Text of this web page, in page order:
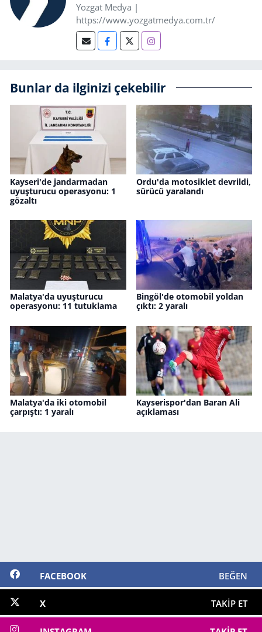
Yozgat Medya |
https://www.yozgatmedya.com.tr/
Bunlar da ilginizi çekebilir
Kayseri'de jandarmadan
uyuşturucu operasyonu: 1
gözaltı
Ordu'da motosiklet devrildi,
sürücü yaralandı
Malatya'da uyuşturucu
operasyonu: 11 tutuklama
Bingöl'de otomobil yoldan
çıktı: 2 yaralı
Malatya'da iki otomobil
çarpıştı: 1 yaralı
Kayserispor'dan Baran Ali
açıklaması
FACEBOOK BEĞEN
X TAKIP ET